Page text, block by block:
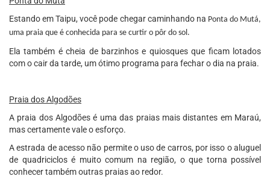
Estando em Taipu, você pode chegar caminhando na Ponta do Mutá,
uma praia que é conhecida para se curtir o pôr do sol.
Ela também é cheia de barzinhos e quiosques que ficam lotados
com o cair da tarde, um ótimo programa para fechar o dia na praia.
Praia dos Algodões
A praia dos Algodões é uma das praias mais distantes em Maraú,
mas certamente vale o esforço.
A estrada de acesso não permite o uso de carros, por isso o aluguel
de quadriciclos é muito comum na região, o que torna possível
conhecer também outras praias ao redor.